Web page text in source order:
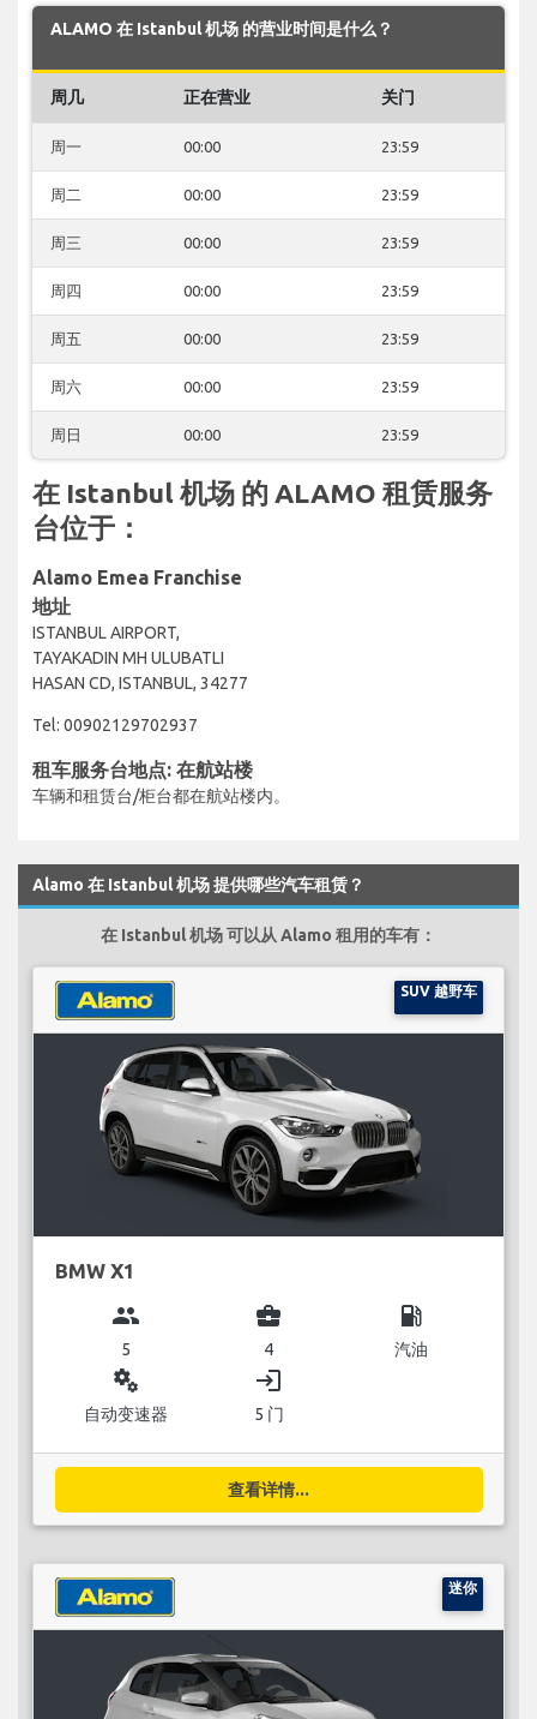
ALAMO 在 Istanbul 机场 的营业时间是什么？
周几 正在营业 关门
周一 00:00 23:59
周二 00:00 23:59
周三 00:00 23:59
周四 00:00 23:59
周五 00:00 23:59
周六 00:00 23:59
周日 00:00 23:59
在 Istanbul 机场 的 ALAMO 租赁服务
台位于：
Alamo Emea Franchise
地址
ISTANBUL AIRPORT,
TAYAKADIN MH ULUBATLI
HASAN CD, ISTANBUL, 34277
Tel: 00902129702937
租车服务台地点: 在航站楼
车辆和租赁台/柜台都在航站楼内。
Alamo 在 Istanbul 机场 提供哪些汽车租赁？
在 Istanbul 机场 可以从 Alamo 租用的车有：
SUV 越野车
BMW X1
group
5
business_center
4
local_gas_station
汽油
miscellaneous_services
自动变速器
login
5 门
查看详情...
迷你